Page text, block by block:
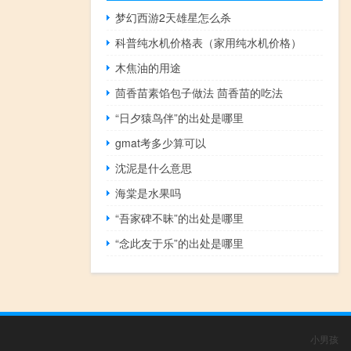
梦幻西游2天雄星怎么杀
科普纯水机价格表（家用纯水机价格）
木焦油的用途
茴香苗素馅包子做法 茴香苗的吃法
“日夕猿鸟伴”的出处是哪里
gmat考多少算可以
沈泥是什么意思
海棠是水果吗
“吾家碑不昧”的出处是哪里
“念此友于乐”的出处是哪里
小男孩